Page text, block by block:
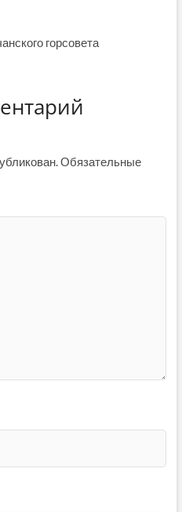
горсовета
Обязательные